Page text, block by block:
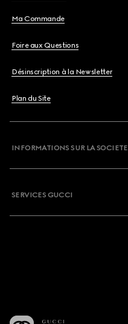
Ma Commande
Foire aux Questions
Désinscription à la Newsletter
Plan du Site
INFORMATIONS SUR LA SOCIETE
SERVICES GUCCI